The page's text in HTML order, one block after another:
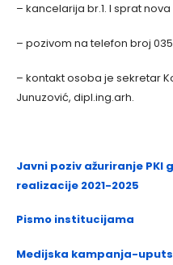
– kancelarija br.1. I sprat
– pozivom na telefon broj 035
– kontakt osoba je sekretar
Junuzović, dipl.ing.arh.
Javni poziv ažuriranje PKI
realizacije 2021-2025
Pismo institucijama
Medijska kampanja-